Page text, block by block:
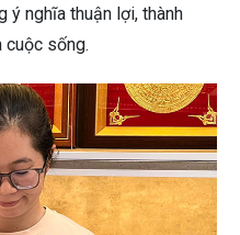
ý nghĩa thuận lợi, thành
cuộc sống.